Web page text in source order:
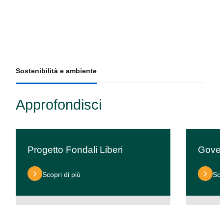
Sostenibilità e ambiente
Approfondisci
Progetto Fondali Liberi
Scopri di più